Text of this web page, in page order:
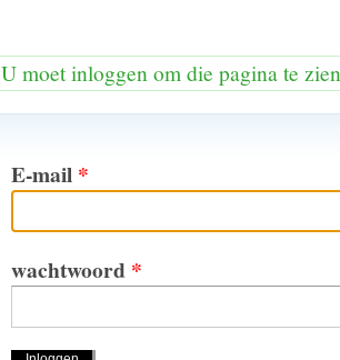
U moet inloggen om die pagina te zien
E-mail *
wachtwoord *